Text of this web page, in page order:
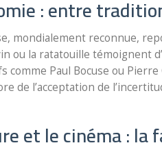
: entre
mondialement reconnue,
ou la ratatouille témoignent
comme Paul Bocuse ou
de l’acceptation de
et le cinéma : la